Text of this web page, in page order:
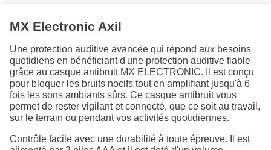
MX Electronic Axil
Une protection auditive avancée qui répond aux besoins
quotidiens en bénéficiant d'une protection auditive fiable
grâce au casque antibruit MX ELECTRONIC. Il est conçu
pour bloquer les bruits nocifs tout en amplifiant jusqu'à 6
fois les sons ambiants sûrs. Ce casque antibruit vous
permet de rester vigilant et connecté, que ce soit au travail,
sur le terrain ou pendant vos activités quotidiennes.
Contrôle facile avec une durabilité à toute épreuve. Il est